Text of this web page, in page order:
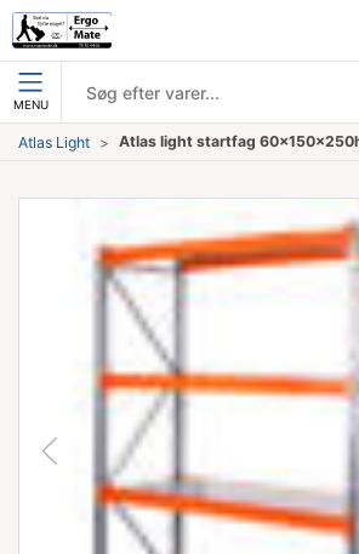
MENU
Atlas Light Atlas light startfag